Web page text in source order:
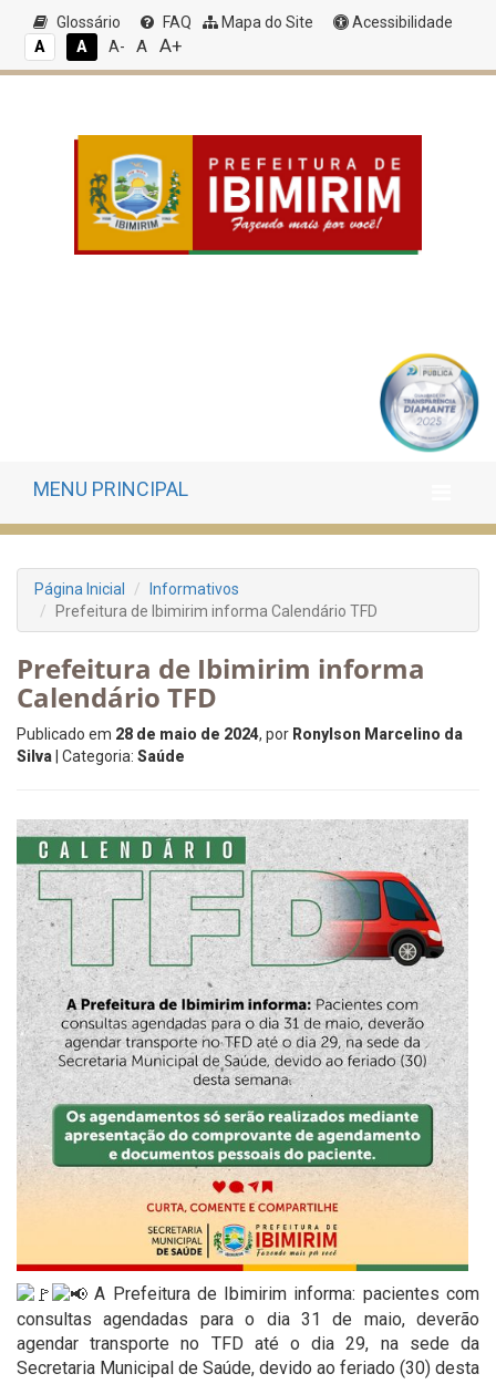
Glossário FAQ Mapa do Site
Acessibilidade
A
A A- A A+
MENU PRINCIPAL
Página Inicial
Informativos
Prefeitura de Ibimirim informa Calendário TFD
Prefeitura de Ibimirim informa
Calendário TFD
Publicado em 28 de maio de 2024, por Ronylson Marcelino da
Silva | Categoria: Saúde
A Prefeitura de Ibimirim informa: pacientes com
consultas agendadas para o dia 31 de maio, deverão
agendar transporte no TFD até o dia 29, na sede da
Secretaria Municipal de Saúde, devido ao feriado (30) desta